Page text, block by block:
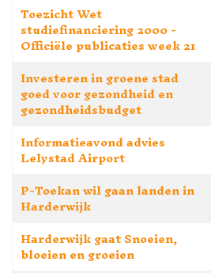
Toezicht Wet
studiefinanciering 2000 -
Officiële publicaties week 21
Investeren in groene stad
goed voor gezondheid en
gezondheidsbudget
Informatieavond advies
Lelystad Airport
P-Toekan wil gaan landen in
Harderwijk
Harderwijk gaat Snoeien,
bloeien en groeien